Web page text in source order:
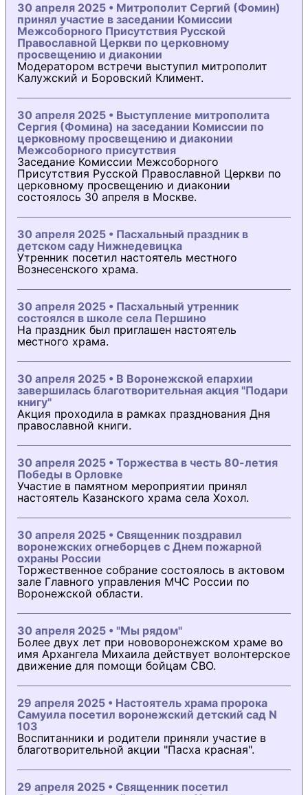
30 апреля 2025 • Митрополит Сергий (Фомин)
принял участие в заседании Комиссии
Межсоборного Присутствия Русской
Православной Церкви по церковному
просвещению и диаконии
Модератором встречи выступил митрополит
Калужский и Боровский Климент.
30 апреля 2025 • Выступление митрополита
Сергия (Фомина) на заседании Комиссии по
церковному просвещению и диаконии
Межсоборного присутствия
Заседание Комиссии Межсоборного
Присутствия Русской Православной Церкви по
церковному просвещению и диаконии
состоялось 30 апреля в Москве.
30 апреля 2025 • Пасхальный праздник в
детском саду Нижнедевицка
Утренник посетил настоятель местного
Вознесенского храма.
30 апреля 2025 • Пасхальный утренник
состоялся в школе села Першино
На праздник был приглашен настоятель
местного храма.
30 апреля 2025 • В Воронежской епархии
завершилась благотворительная акция "Подари
книгу"
Акция проходила в рамках празднования Дня
православной книги.
30 апреля 2025 • Торжества в честь 80-летия
Победы в Орловке
Участие в памятном мероприятии принял
настоятель Казанского храма села Хохол.
30 апреля 2025 • Священник поздравил
воронежских огнеборцев с Днем пожарной
охраны России
Торжественное собрание состоялось в актовом
зале Главного управления МЧС России по
Воронежской области.
30 апреля 2025 • "Мы рядом"
Более двух лет при нововоронежском храме во
имя Архангела Михаила действует волонтерское
движение для помощи бойцам СВО.
29 апреля 2025 • Настоятель храма пророка
Самуила посетил воронежский детский сад N
103
Воспитанники и родители приняли участие в
благотворительной акции "Пасха красная".
29 апреля 2025 • Священник посетил